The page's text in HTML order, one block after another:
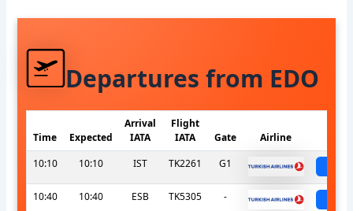
Departures from EDO
Time Expected
Arrival
IATA
Flight
IATA
Gate Airline
10:10
10:10 IST TK2261 G1
10:40 10:40 ESB TK5305 -